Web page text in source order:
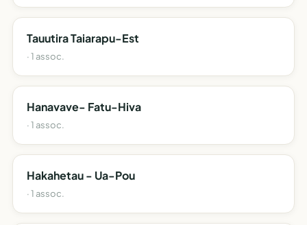
Tauutira Taiarapu-Est
· 1 assoc.
Hanavave- Fatu-Hiva
· 1 assoc.
Hakahetau - Ua-Pou
· 1 assoc.